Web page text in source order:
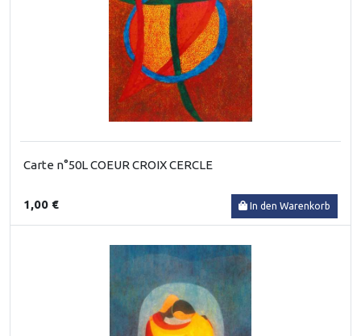
Carte n°50L COEUR CROIX CERCLE
1,00 € In den Warenkorb